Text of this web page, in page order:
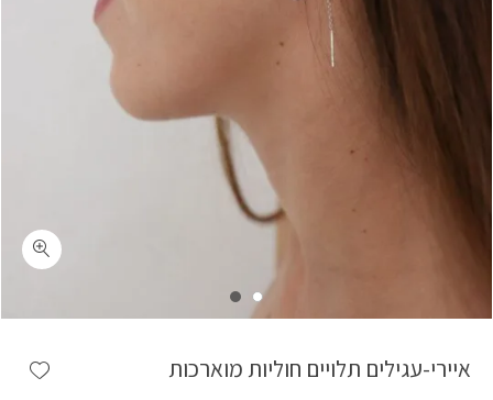
איירי-עגילים תלויים חוליות מוארכות